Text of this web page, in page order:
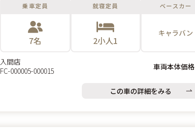
乗車定員
7名
就寝定員
2小人1
ベースカー
キャラバン
入間店
FC-000005-000015
車両本体価格
この車の詳細をみる